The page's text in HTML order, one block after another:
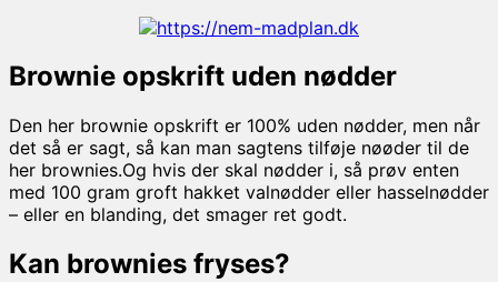
Brownie opskrift uden nødder
Den her brownie opskrift er 100% uden nødder, men når
det så er sagt, så kan man sagtens tilføje nøøder til de
her brownies.Og hvis der skal nødder i, så prøv enten
med 100 gram groft hakket valnødder eller hasselnødder
– eller en blanding, det smager ret godt.
Kan brownies fryses?